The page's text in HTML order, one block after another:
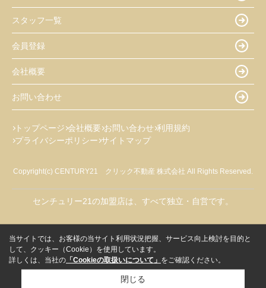
スタッフ一覧
会員登録
会社概要
お問い合わせ
トップページ 会社概要 お問い合わせ 利用規約
プライバシーポリシー サイトマップ
Copyright(c) CENTURY21 クリック不動産 株式会社 All Rights Reserved.
センチュリー21の加盟店は、すべて独立・自営です。
当サイトでは、お客様の当サイト利用状況把握、サービス向上検討を目的と
して、クッキー（Cookie）を使用しています。
詳しくは、当社の 「Cookieの取扱いについて」 をご確認ください。
閉じる